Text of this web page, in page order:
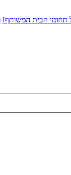
תחומי הבית המשותף!